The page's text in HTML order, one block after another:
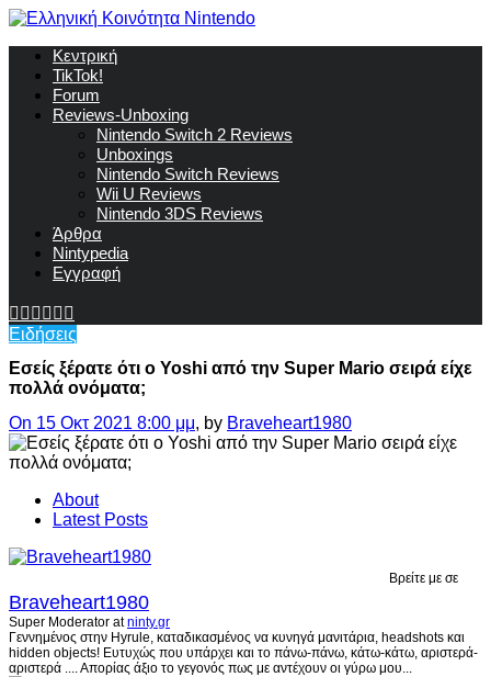
Κεντρική
TikTok!
Forum
Reviews-Unboxing
Nintendo Switch 2 Reviews
Unboxings
Nintendo Switch Reviews
Wii U Reviews
Nintendo 3DS Reviews
Άρθρα
Nintypedia
Εγγραφή
Ειδήσεις
Εσείς ξέρατε ότι ο Yoshi από την Super Mario σειρά είχε
πολλά ονόματα;
On 15 Οκτ 2021 8:00 μμ, by Braveheart1980
About
Latest Posts
Βρείτε με σε
Braveheart1980
Super Moderator atninty.gr
Γεννημένος στην Hyrule, καταδικασμένος να κυνηγά μανιτάρια, headshots και
hidden objects! Ευτυχώς που υπάρχει και το πάνω-πάνω, κάτω-κάτω, αριστερά-
αριστερά .... Απορίας άξιο το γεγονός πως με αντέχουν οι γύρω μου...